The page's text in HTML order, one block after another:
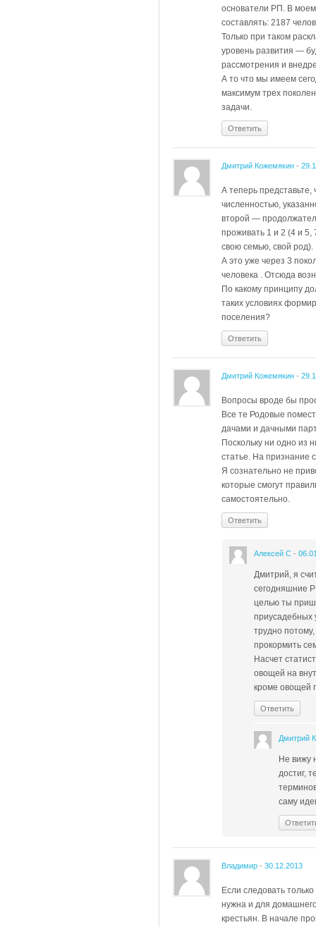
основатели РП. В
составлять: 2187
Только при таком
уровень развития —
рассмотрения и
А то что мы имеем
максимум трех
задачи.
Ответить
Дмитрий Кожемякин -
А теперь представьте,
численностью,
второй —
проживать 1 и 2 (4 и 5,
свою семью, свой род).
А это уже через 3
человека . Отсюда
По какому принципу
таких условиях
поселения?
Ответить
Дмитрий Кожемякин -
Вопросы вроде бы
Все те Родовые
дачами и дачными
Поскольку ни одно из
статье. На признание
Я сознательно не
которые смогут
самостоятельно.
Ответить
Алексей С -
Дмитрий, я
сегодняшние
целью ты
приусадебных
трудно
прокормить
Насчет
овощей на
кроме овощей
Ответить
Дмитрий
Не вижу
достиг,
саму
Владимир - 30.12.2013
Если следовать
нужна и для
крестьян. В начале